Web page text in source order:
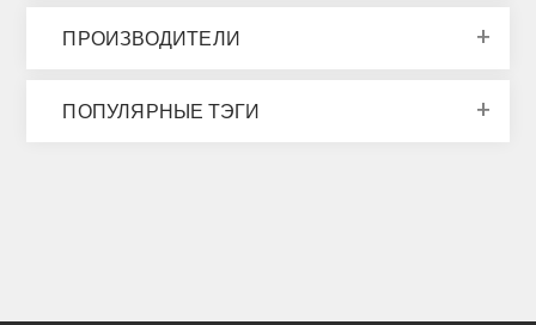
ПРОИЗВОДИТЕЛИ
ПОПУЛЯРНЫЕ ТЭГИ